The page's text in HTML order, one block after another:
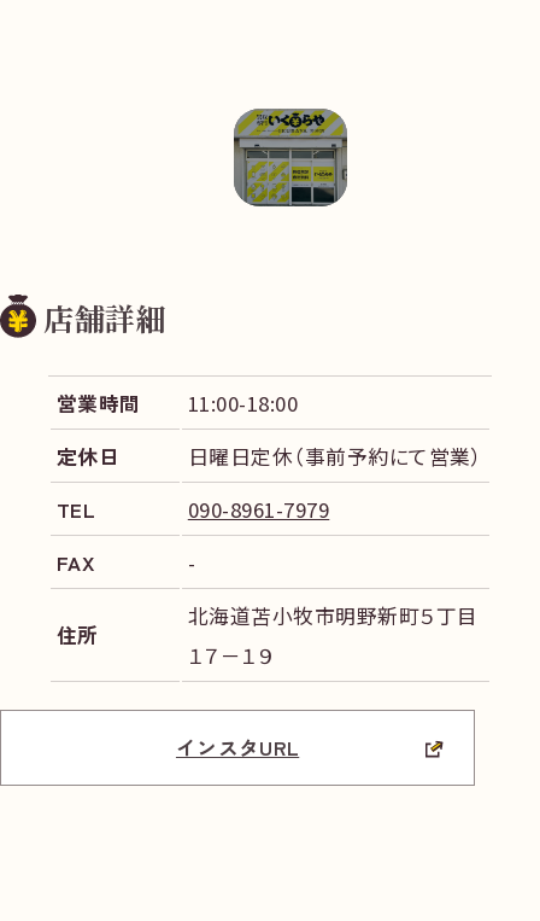
店舗詳細
営業時間
11:00-18:00
定休日
日曜日定休（事前予約にて営業）
TEL
090-8961-7979
FAX
-
住所
北海道苫小牧市明野新町５丁目
１７－１９
インスタURL